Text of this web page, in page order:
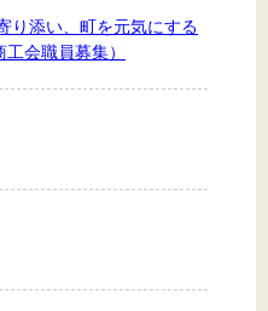
り添い、町を元気にする
会職員募集）